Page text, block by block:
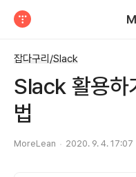
잡다구리/Slack
Slack 활용하
법
MoreLean 2020. 9. 4. 17:07